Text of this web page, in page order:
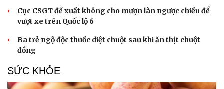
Cục CSGT đề xuất không cho mượn làn ngược chiều để
vượt xe trên Quốc lộ 6
Ba trẻ ngộ độc thuốc diệt chuột sau khi ăn thịt chuột
đồng
SỨC KHỎE